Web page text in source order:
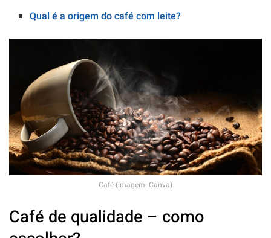
Qual é a origem do café com leite?
Café (imagem: Canva)
Café de qualidade – como